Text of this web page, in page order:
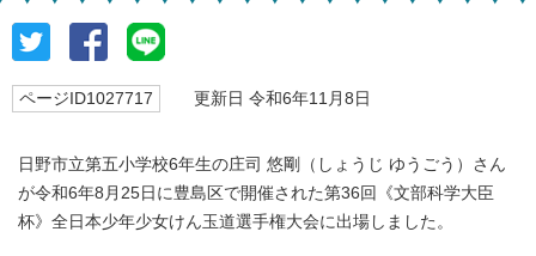
ページID1027717 更新日 令和6年11月8日
日野市立第五小学校6年生の庄司 悠剛（しょうじ ゆうごう）さん
が令和6年8月25日に豊島区で開催された第36回《文部科学大臣
杯》全日本少年少女けん玉道選手権大会に出場しました。